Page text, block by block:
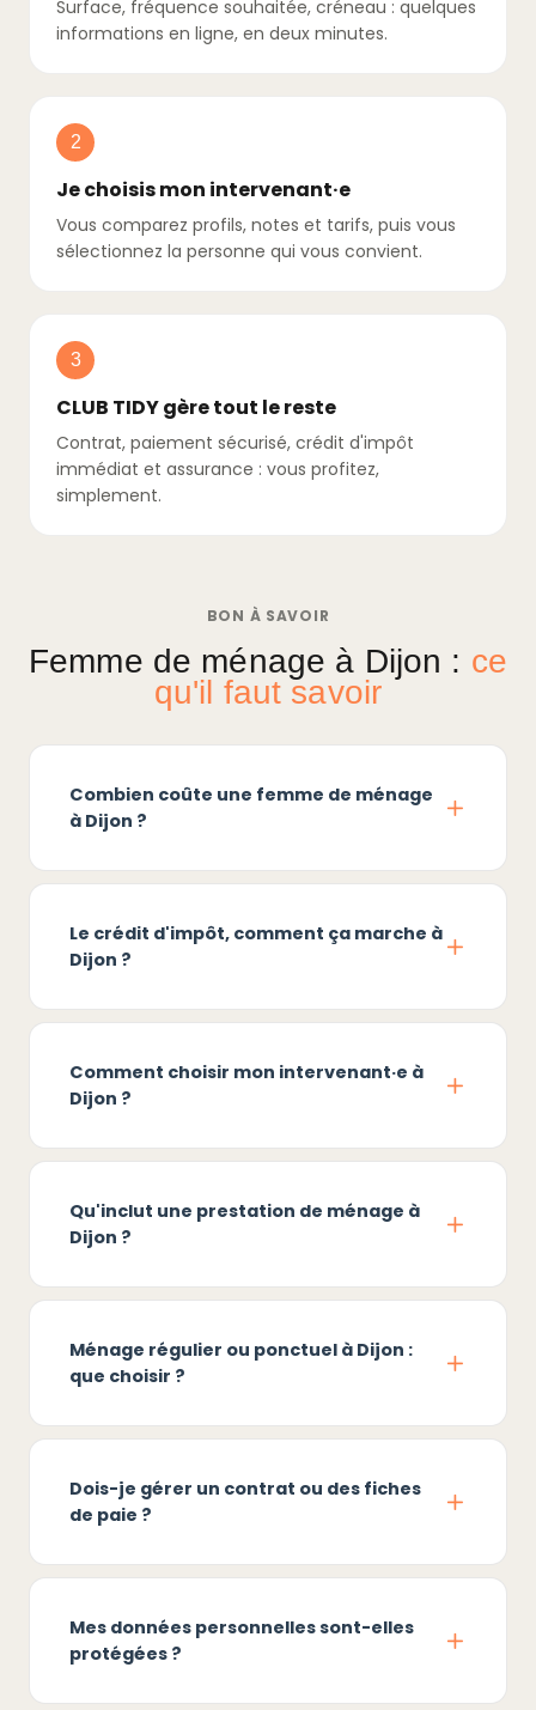
Surface, fréquence souhaitée, créneau : quelques
informations en ligne, en deux minutes.
2
Je choisis mon intervenant·e
Vous comparez profils, notes et tarifs, puis vous
sélectionnez la personne qui vous convient.
3
CLUB TIDY gère tout le reste
Contrat, paiement sécurisé, crédit d'impôt
immédiat et assurance : vous profitez,
simplement.
BON À SAVOIR
Femme de ménage à Dijon : ce
qu'il faut savoir
Combien coûte une femme de ménage
à Dijon ?
Le crédit d'impôt, comment ça marche à
Dijon ?
Comment choisir mon intervenant·e à
Dijon ?
Qu'inclut une prestation de ménage à
Dijon ?
Ménage régulier ou ponctuel à Dijon :
que choisir ?
Dois-je gérer un contrat ou des fiches
de paie ?
Mes données personnelles sont-elles
protégées ?